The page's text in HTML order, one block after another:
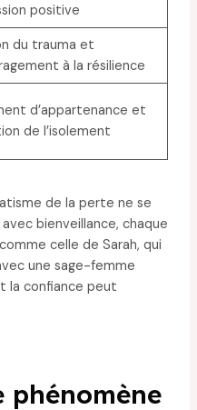
positive
du trauma et
à la résilience
d’appartenance et
de l’isolement
de la perte ne se
bienveillance, chaque
celle de Sarah, qui
une sage-femme
la confiance peut
phénomène